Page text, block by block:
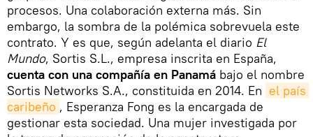
procesos. Una colaboración externa más. Sin
embargo, la sombra de la polémica sobrevuela este
contrato. Y es que, según adelanta el diario El
Mundo, Sortis S.L., empresa inscrita en España,
cuenta con una compañía en Panamá bajo el nombre
Sortis Networks S.A., constituida en 2014. En el país
caribeño , Esperanza Fong es la encargada de
gestionar esta sociedad. Una mujer investigada por